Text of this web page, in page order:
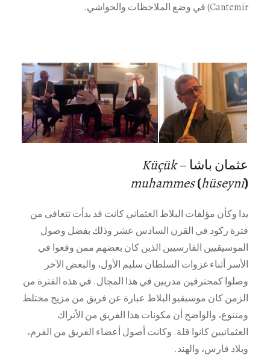
Cantemir) في وضع الملاحظات والحواشي.
عثمان باشا –Küçük
muhammes(hüseyni)
بدا وكأن مؤلفات البلاط العثماني كانت قد بدأت تتعافى من
فترة ركود في القرن السادس عشر وذلك بفضل وصول
الموسيقيين الفارسيين الذين كان بعضهم ممن وقعوا في
الأسر أثناء غزوات السلطان سليم الأول، والبعض الآخر
وصلوا كمحترفين مدربين في هذا المجال. في هذه الفترة من
الزمن كان موسيقيو البلاط عبارة عن فريق من مزيج مختلط
ومتنوع، والواضح أن مكونات هذا الفريق من الأتراك
العثمانيين كانوا قلة. وكانت أصول أعضاء الفريق من القرم،
وبلاد فارس، والهند.